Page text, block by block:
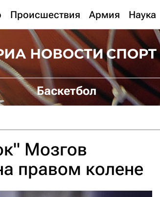
Происшествия Армия Наука
Баскетбол
Мозгов
правом колене